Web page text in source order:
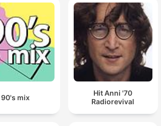
90's mix
Hit Anni '70
Radiorevival